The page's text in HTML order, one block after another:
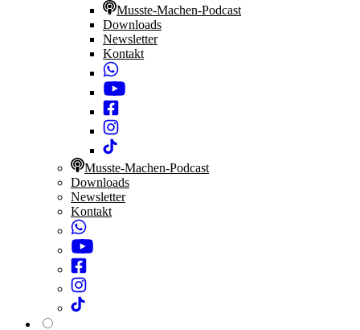
Musste-Machen-Podcast
Downloads
Newsletter
Kontakt
Musste-Machen-Podcast
Downloads
Newsletter
Kontakt